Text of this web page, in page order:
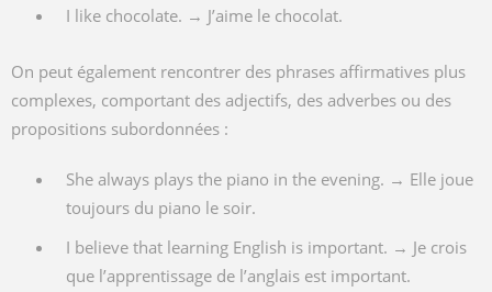
I like chocolate. → J’aime le chocolat.
On peut également rencontrer des phrases affirmatives plus
complexes, comportant des adjectifs, des adverbes ou des
propositions subordonnées :
She always plays the piano in the evening. → Elle joue
toujours du piano le soir.
I believe that learning English is important. → Je crois
que l’apprentissage de l’anglais est important.